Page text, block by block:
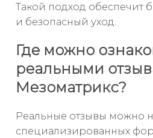
Такой подход обеспечит
и безопасный уход.
Где можно
реальными
Мезоматрикс?
Реальные отзывы можно
специализированных